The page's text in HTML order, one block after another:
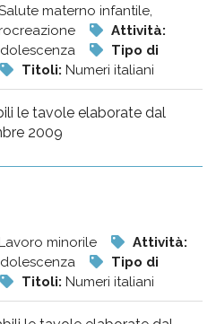
materno infantile,
Attività:
Tipo di
Titoli: Numeri italiani
le tavole elaborate dal
2009
minorile
Attività:
Tipo di
Titoli: Numeri italiani